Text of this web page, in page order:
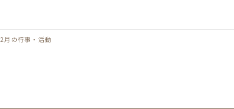
2月の行事・活動